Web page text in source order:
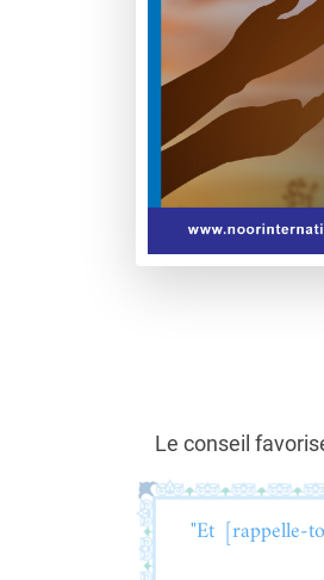
Le conseil
"Et [rappelle-